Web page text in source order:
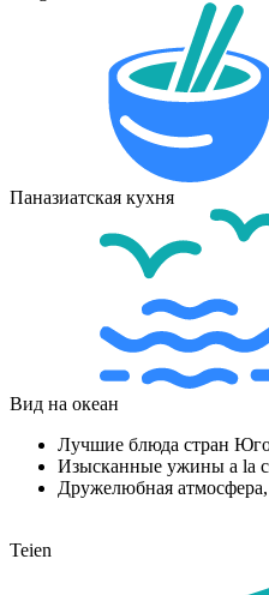
Паназиатская кухня
Вид на океан
Лучшие блюда стран
Изысканные ужины a la
Дружелюбная
Teien